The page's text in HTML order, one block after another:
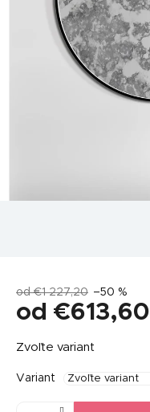
od €1 227,20 –50 %
od €613,60
cena:
Zvoľte variant
Variant